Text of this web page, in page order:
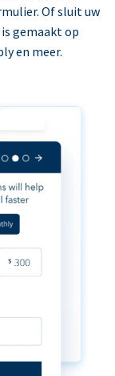
Of sluit uw
gemaakt op
en meer.